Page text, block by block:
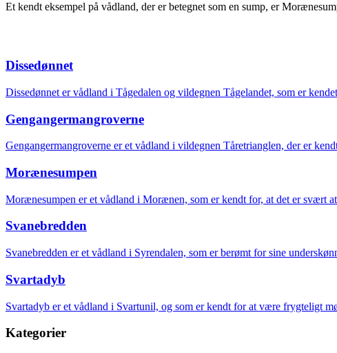
Et kendt eksempel på vådland, der er betegnet som en sump, er
Dissedønnet
Dissedønnet er vådland i Tågedalen og vildegnen Tågelandet, som er
Gengangermangroverne
Gengangermangroverne er et vådland i vildegnen Tåretrianglen, der er
Morænesumpen
Morænesumpen er et vådland i Morænen, som er kendt for, at det er svært
Svanebredden
Svanebredden er et vådland i Syrendalen, som er berømt for sine
Svartadyb
Svartadyb er et vådland i Svartunil, og som er kendt for at være frygteligt
Kategorier